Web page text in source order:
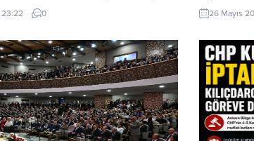
çizilen haritaların kenarına
bir avuç toprak verilip denizlerinden
Türkiye’nin gündemine ve...
0
ele, yoksulun
alan güler
değil; yüzü
Bayram,
26 Mayıs